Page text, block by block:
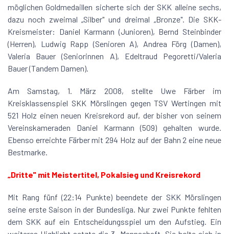
möglichen Goldmedaillen sicherte sich der SKK alleine sechs,
dazu noch zweimal „Silber" und dreimal „Bronze". Die SKK-
Kreismeister: Daniel Karmann (Junioren), Bernd Steinbinder
(Herren), Ludwig Rapp (Senioren A), Andrea Förg (Damen),
Valeria Bauer (Seniorinnen A), Edeltraud Pegoretti/Valeria
Bauer (Tandem Damen).
Am Samstag, 1. März 2008, stellte Uwe Färber im
Kreisklassenspiel SKK Mörslingen gegen TSV Wertingen mit
521 Holz einen neuen Kreisrekord auf, der bisher von seinem
Vereinskameraden Daniel Karmann (509) gehalten wurde.
Ebenso erreichte Färber mit 294 Holz auf der Bahn 2 eine neue
Bestmarke.
„Dritte" mit Meistertitel, Pokalsieg und Kreisrekord
Mit Rang fünf (22:14 Punkte) beendete der SKK Mörslingen
seine erste Saison in der Bundesliga. Nur zwei Punkte fehlten
dem SKK auf ein Entscheidungsspiel um den Aufstieg. Ein